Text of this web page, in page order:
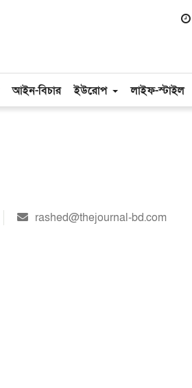
আইন-বিচার ইউরোপ লাইফ-স্টাইল
rashed@thejournal-bd.com